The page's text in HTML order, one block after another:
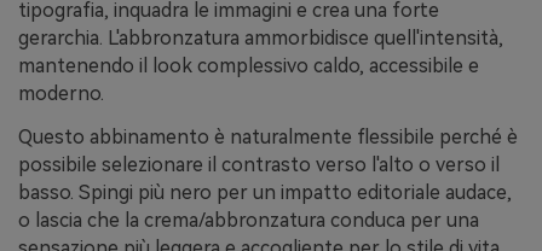
tipografia, inquadra le immagini e crea una forte
gerarchia. L'abbronzatura ammorbidisce quell'intensità,
mantenendo il look complessivo caldo, accessibile e
moderno.
Questo abbinamento è naturalmente flessibile perché è
possibile selezionare il contrasto verso l'alto o verso il
basso. Spingi più nero per un impatto editoriale audace,
o lascia che la crema/abbronzatura conduca per una